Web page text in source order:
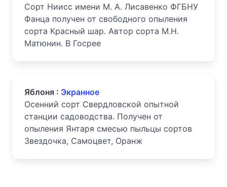
Сорт Ниисс имени М. А. Лисавенко ФГБНУ
Фанца получен от свободного опыления
сорта Красный шар. Автор сорта М.Н.
Матюнин. В Госрее
Яблоня : Экранное
Осенний сорт Свердловской опытной
станции садоводства. Получен от
опыления Янтаря смесью пыльцы сортов
Звездочка, Самоцвет, Оранж